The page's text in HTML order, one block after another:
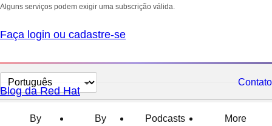
Alguns serviços podem exigir uma subscrição válida.
Faça login ou cadastre-se
Selecionar
idioma
Contato
Blog da Red Hat
By
By
Podcasts
More